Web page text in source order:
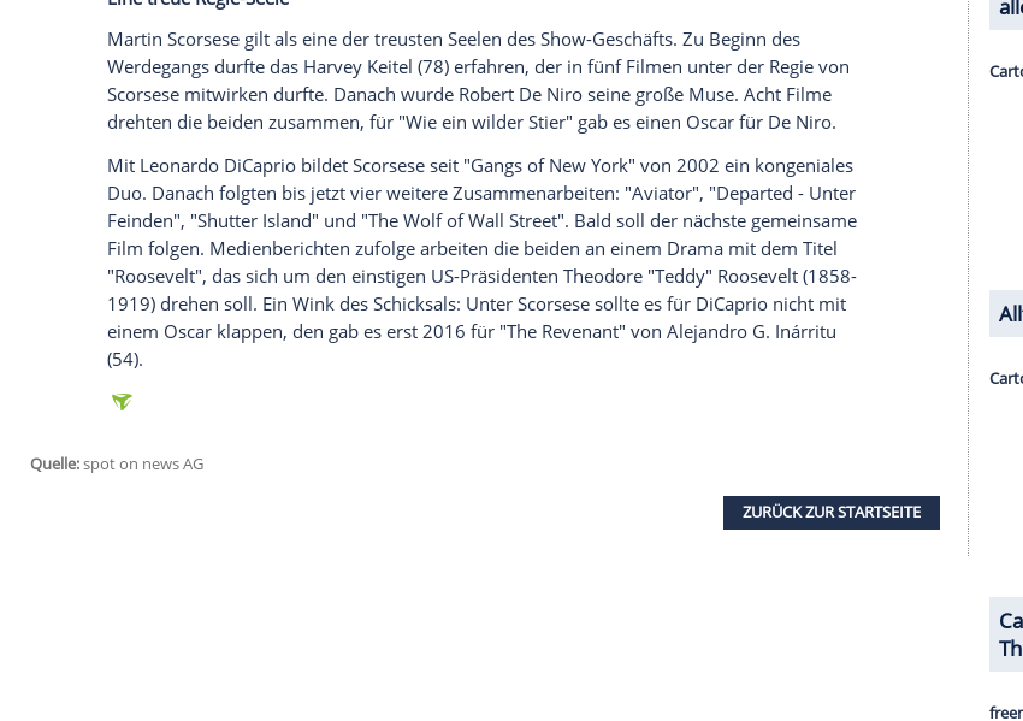
floppten sie.
stand in dieser Phase seines Schaffens kurz davor, als Kassengift
abgestempelt zu werden. Zumal er sich mit "Die letzte Versuchung Christi" damals auch
noch mit einer der mächtigsten Institutionen überhaupt anlegte - der Kirche.
Mehr Ehen als Oscars
Man könnte durchaus sagen, dassMartin Scorseseein Mann der Superlative ist - auch
abseits des Regiestuhls. Fünf Mal trat er schon den Gang vor den Traualtar an, darunter
1979 mit Schauspielerin Isabella Rossellini (65). Mit seiner aktuellen Frau Helen
Schermerhorn Morris ist er seit 1999 verheiratet und hat eine gemeinsame Tochter -
insgesamt hat er drei Mädchen in die Welt gesetzt. Mit (Gold)Jungen hatte
also
noch nie Glück.
bislang lediglich einen Oscar
("Departed - Unter Feinden") gewonnen hat - und dann auch noch für das Remake eines
Scorseseunfassbare acht Mal
für einen Regie-Oscar nominiert, zwölf Mal stand er insgesamt auf der Nominierungs-Liste.